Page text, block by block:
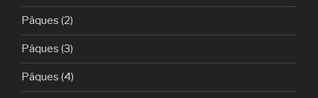
Pâques (2)
Pâques (3)
Pâques (4)